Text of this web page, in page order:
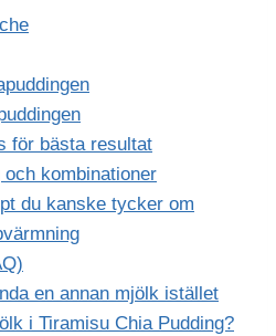
för bästa resultat
kombinationer
du kanske tycker om
en annan mjölk istället
i Tiramisu Chia Pudding?